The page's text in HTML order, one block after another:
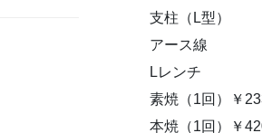
支柱（L型）
アース線
Lレンチ 1個
素焼（1回）￥
本焼（1回）￥